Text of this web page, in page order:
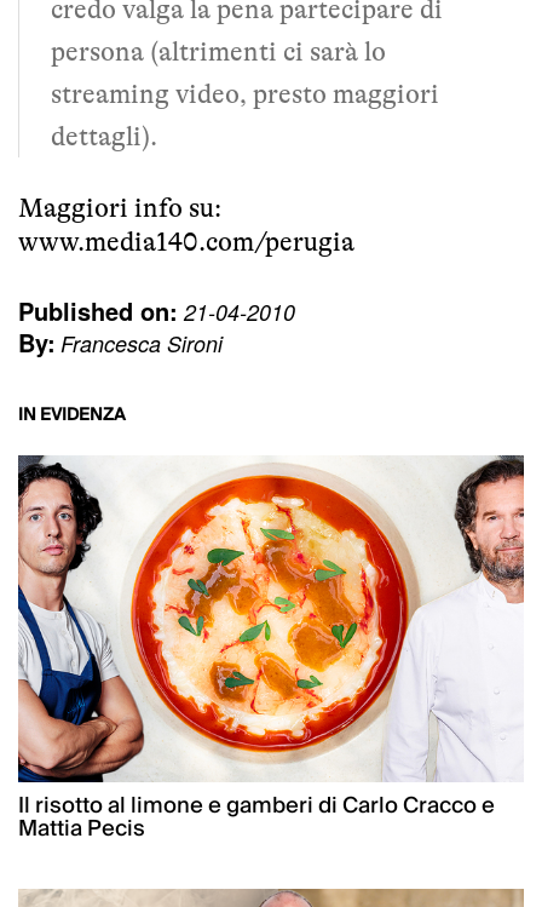
credo valga la pena partecipare di
persona (altrimenti ci sarà lo
streaming video, presto maggiori
dettagli).
Maggiori info su:
www.media140.com/perugia
Published on: 21-04-2010
By: Francesca Sironi
IN EVIDENZA
Il risotto al limone e gamberi di Carlo Cracco e
Mattia Pecis